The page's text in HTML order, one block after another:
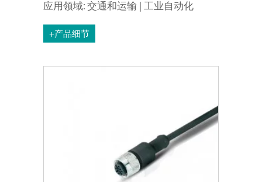
应用领域: 交通和运输 | 工业自动化
+产品细节